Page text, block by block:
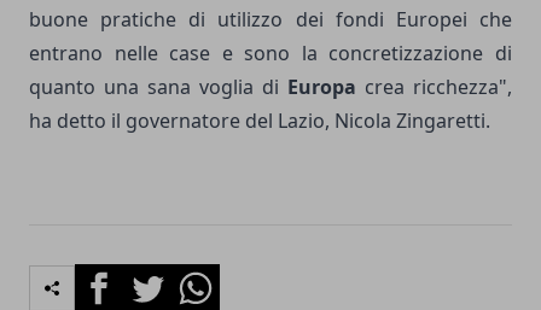
buone pratiche di utilizzo dei fondi Europei che
entrano nelle case e sono la concretizzazione di
quanto una sana voglia di Europa crea ricchezza",
ha detto il governatore del Lazio, Nicola Zingaretti.
FacebookTwitterWhatsapp